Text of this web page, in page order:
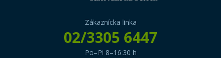
Zákaznícka linka
02/3305 6447
Po–Pi 8–16:30 h